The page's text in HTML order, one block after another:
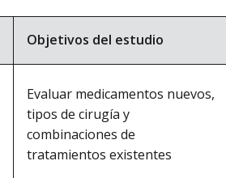
Objetivos del estudio
Evaluar medicamentos nuevos,
tipos de cirugía y
combinaciones de
tratamientos existentes